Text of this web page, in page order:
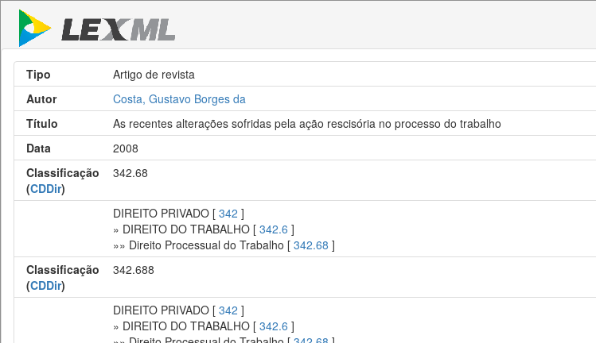
Tipo
Artigo de revista
Autor
Costa, Gustavo Borges da
Título
As recentes alterações sofridas pela ação rescisória no processo do trabalho
Data
2008
Classificação
(CDDir)
342.68
DIREITO PRIVADO [ 342 ]
» DIREITO DO TRABALHO [ 342.6 ]
»» Direito Processual do Trabalho [ 342.68 ]
Classificação
(CDDir)
342.688
DIREITO PRIVADO [ 342 ]
» DIREITO DO TRABALHO [ 342.6 ]